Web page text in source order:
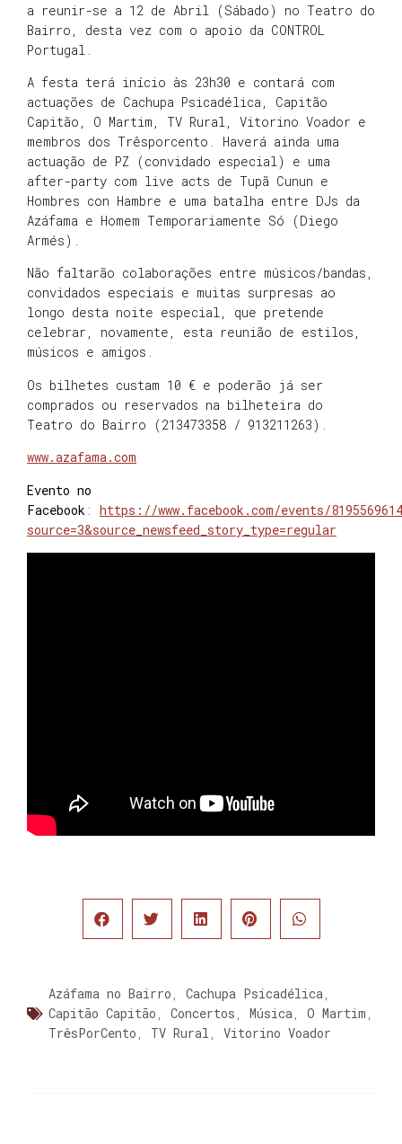
a reunir-se a 12 de Abril (Sábado) no Teatro do
Bairro, desta vez com o apoio da CONTROL
Portugal.
A festa terá início às 23h30 e contará com
actuações de Cachupa Psicadélica, Capitão
Capitão, O Martim, TV Rural, Vitorino Voador e
membros dos Trêsporcento. Haverá ainda uma
actuação de PZ (convidado especial) e uma
after-party com live acts de Tupã Cunun e
Hombres con Hambre e uma batalha entre DJs da
Azáfama e Homem Temporariamente Só (Diego
Armés).
Não faltarão colaborações entre músicos/bandas,
convidados especiais e muitas surpresas ao
longo desta noite especial, que pretende
celebrar, novamente, esta reunião de estilos,
músicos e amigos.
Os bilhetes custam 10 € e poderão já ser
comprados ou reservados na bilheteira do
Teatro do Bairro (213473358 / 913211263).
www.azafama.com
Evento no
Facebook : https://www.facebook.com/events/
source=3&source_newsfeed_story_type=regular
Azáfama no Bairro , Cachupa Psicadélica,
Capitão Capitão , Concertos , Música, O Martim ,
TrêsPorCento , TV Rural , Vitorino Voador